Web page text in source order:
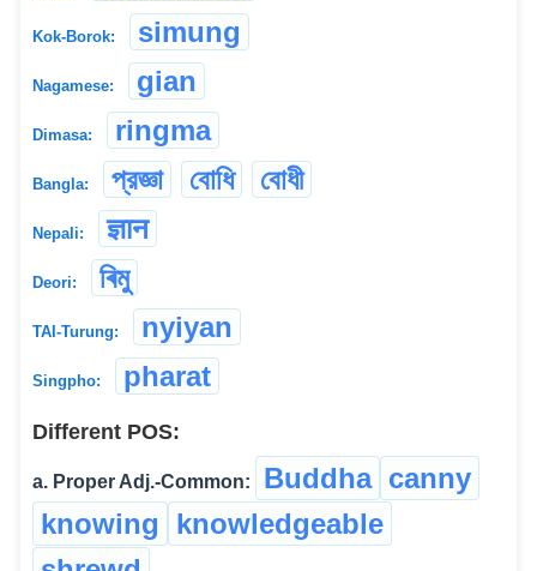
Kok-Borok: simung
Nagamese: gian
Dimasa: ringma
Bangla: প্রজ্ঞা বোধি বোধী
Nepali: ज्ञान
Deori: ৰিমু
TAI-Turung: nyiyan
Singpho: pharat
Different POS:
a. Proper Adj.-Common: Buddha canny
knowing
knowledgeable